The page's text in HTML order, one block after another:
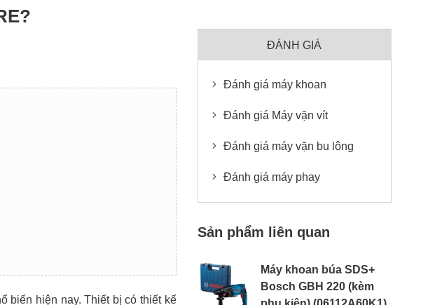
biến hiện nay. Thiết bị có thiết kế
ĐÁNH GIÁ
Đánh giá máy khoan
Đánh giá Máy vặn vít
Đánh giá máy vặn bu lông
Đánh giá máy phay
Sản phẩm liên quan
Máy khoan búa SDS+
Bosch GBH 220 (kèm